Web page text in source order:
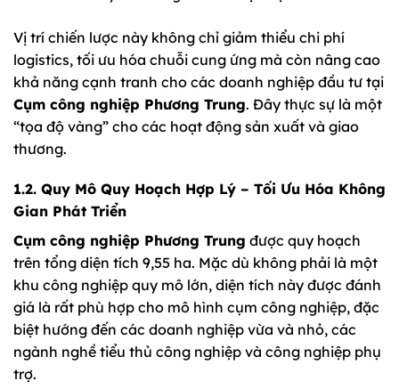
Vị trí chiến lược này không chỉ giảm thiểu chi phí
logistics, tối ưu hóa chuỗi cung ứng mà còn nâng cao
khả năng cạnh tranh cho các doanh nghiệp đầu tư tại
Cụm công nghiệp Phương Trung. Đây thực sự là một
“tọa độ vàng” cho các hoạt động sản xuất và giao
thương.
1.2. Quy Mô Quy Hoạch Hợp Lý – Tối Ưu Hóa Không
Gian Phát Triển
Cụm công nghiệp Phương Trung được quy hoạch
trên tổng diện tích 9,55 ha. Mặc dù không phải là một
khu công nghiệp quy mô lớn, diện tích này được đánh
giá là rất phù hợp cho mô hình cụm công nghiệp, đặc
biệt hướng đến các doanh nghiệp vừa và nhỏ, các
ngành nghề tiểu thủ công nghiệp và công nghiệp phụ
trợ.